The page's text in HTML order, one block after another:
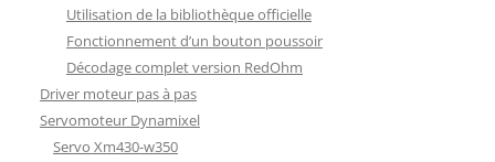
Utilisation de la bibliothèque officielle
Fonctionnement d’un bouton poussoir
Décodage complet version RedOhm
Driver moteur pas à pas
Servomoteur Dynamixel
Servo Xm430-w350